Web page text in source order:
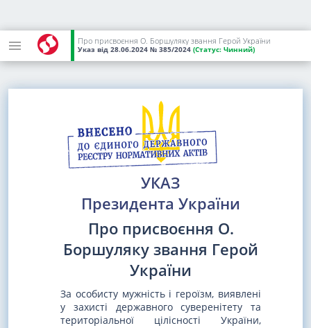
Про присвоєння О. Боршуляку звання Герой України
Указ від 28.06.2024 № 385/2024 (Статус: Чинний)
УКАЗ
Президента України
Про присвоєння О.
Боршуляку звання Герой
України
За особисту мужність і героїзм, виявлені
у захисті державного суверенітету та
територіальної цілісності України,